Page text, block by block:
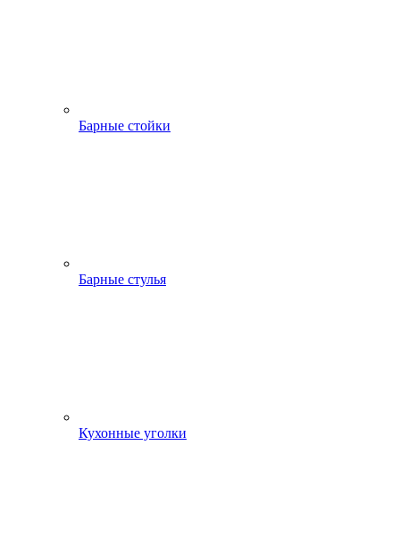
Барные стойки
Барные стулья
Кухонные уголки